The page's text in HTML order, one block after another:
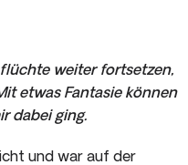
weiter fortsetzen,
etwas Fantasie können
dabei ging.
und war auf der